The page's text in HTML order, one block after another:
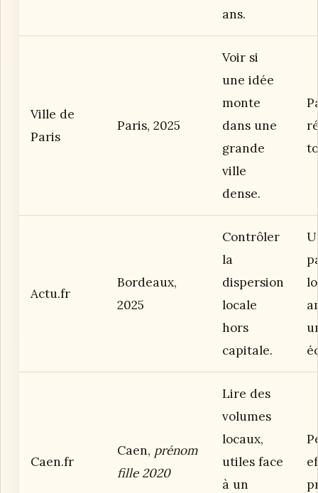
ans.
Ville de
Paris
Paris, 2025
Voir si
une idée
monte
dans une
grande
ville
dense.
Actu.fr
Bordeaux,
2025
Contrôler
la
dispersion
locale
hors
capitale.
Caen.fr
Caen, prénom
fille 2020
Lire des
volumes
locaux,
utiles face
à un